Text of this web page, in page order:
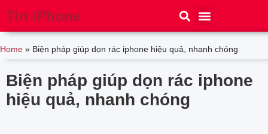
Tin iPhone
Home » Biện pháp giúp dọn rác iphone hiệu quả, nhanh chóng
Biện pháp giúp dọn rác iphone
hiệu quả, nhanh chóng